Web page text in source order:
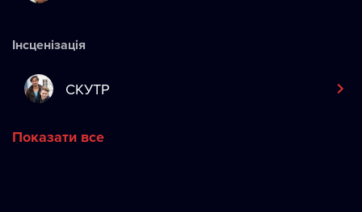
Інсценізація
СКУТР
Показати все